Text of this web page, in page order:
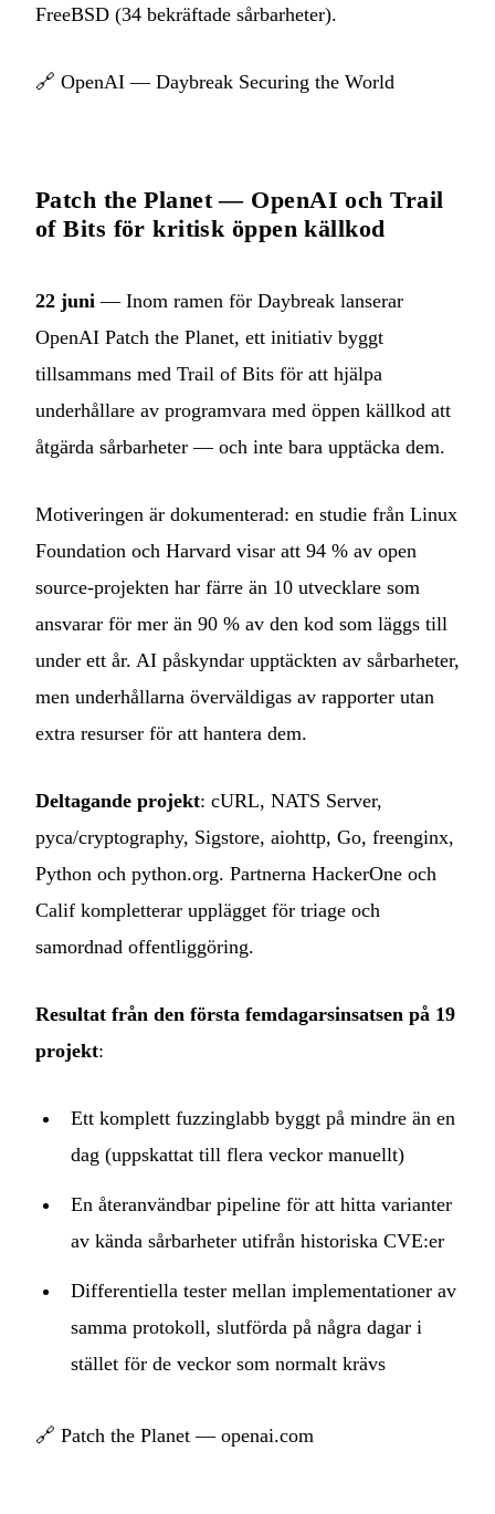
FreeBSD (34 bekräftade sårbarheter).
🔗 OpenAI — Daybreak Securing the World
Patch the Planet — OpenAI och Trail
of Bits för kritisk öppen källkod
22 juni — Inom ramen för Daybreak lanserar
OpenAI Patch the Planet, ett initiativ byggt
tillsammans med Trail of Bits för att hjälpa
underhållare av programvara med öppen källkod att
åtgärda sårbarheter — och inte bara upptäcka dem.
Motiveringen är dokumenterad: en studie från Linux
Foundation och Harvard visar att 94 % av open
source-projekten har färre än 10 utvecklare som
ansvarar för mer än 90 % av den kod som läggs till
under ett år. AI påskyndar upptäckten av sårbarheter,
men underhållarna överväldigas av rapporter utan
extra resurser för att hantera dem.
Deltagande projekt: cURL, NATS Server,
pyca/cryptography, Sigstore, aiohttp, Go, freenginx,
Python och python.org. Partnerna HackerOne och
Calif kompletterar upplägget för triage och
samordnad offentliggöring.
Resultat från den första femdagarsinsatsen på 19
projekt:
Ett komplett fuzzinglabb byggt på mindre än en
dag (uppskattat till flera veckor manuellt)
En återanvändbar pipeline för att hitta varianter
av kända sårbarheter utifrån historiska CVE:er
Differentiella tester mellan implementationer av
samma protokoll, slutförda på några dagar i
stället för de veckor som normalt krävs
🔗 Patch the Planet — openai.com